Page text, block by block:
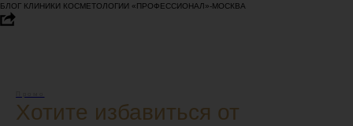
БЛОГ КЛИНИКИ КОСМЕТОЛОГИИ «ПРОФЕССИОНАЛ»-МОСКВА
Хотите избавиться от